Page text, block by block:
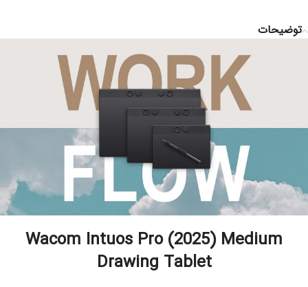
توضیحات
Wacom Intuos Pro (2025) Medium
Drawing Tablet